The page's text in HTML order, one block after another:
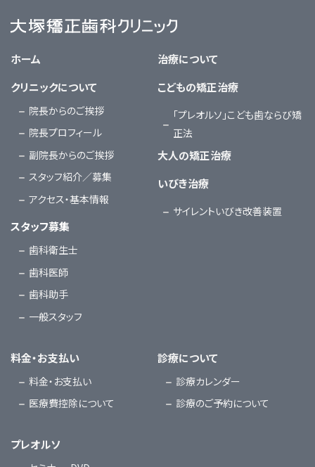
ホーム
クリニックについて
院長からのご挨拶
院長プロフィール
副院長からのご挨拶
スタッフ紹介／募集
アクセス・基本情報
スタッフ募集
歯科衛生士
歯科医師
歯科助手
一般スタッフ
治療について
こどもの矯正治療
「プレオルソ」こども歯ならび矯
正法
大人の矯正治療
いびき治療
サイレントいびき改善装置
料金・お支払い
料金・お支払い
医療費控除について
診療について
診療カレンダー
診療のご予約について
プレオルソ